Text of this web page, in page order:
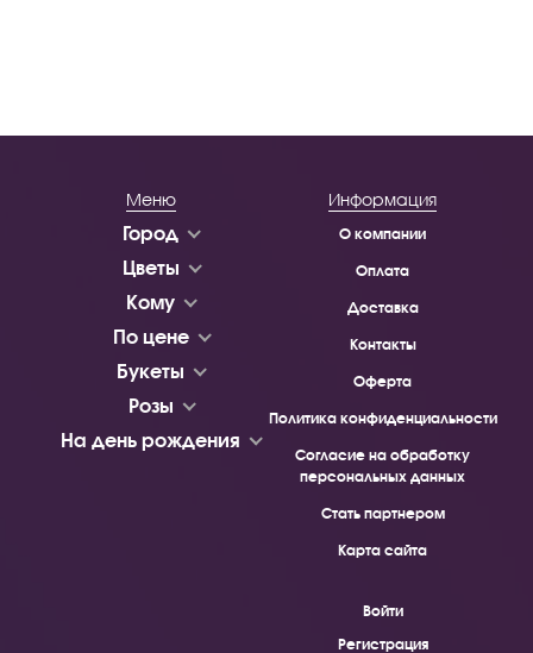
Меню
Город
Цветы
Кому
По цене
Букеты
Розы
На день рождения
Информация
О компании
Оплата
Доставка
Контакты
Оферта
Политика конфиденциальности
Согласие на обработку
персональных данных
Стать партнером
Карта сайта
Войти
Регистрация